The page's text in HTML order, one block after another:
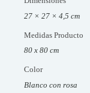
27 × 27 × 4,5 cm
Medidas Producto
80 x 80 cm
Color
Blanco con rosa